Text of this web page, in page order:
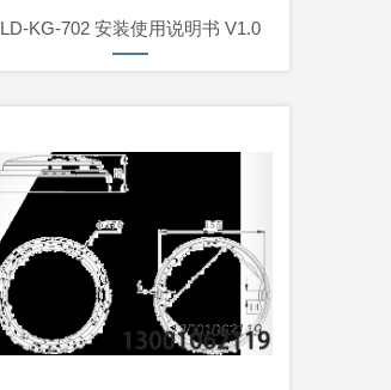
LD-KG-702 安装使用说明书 V1.0